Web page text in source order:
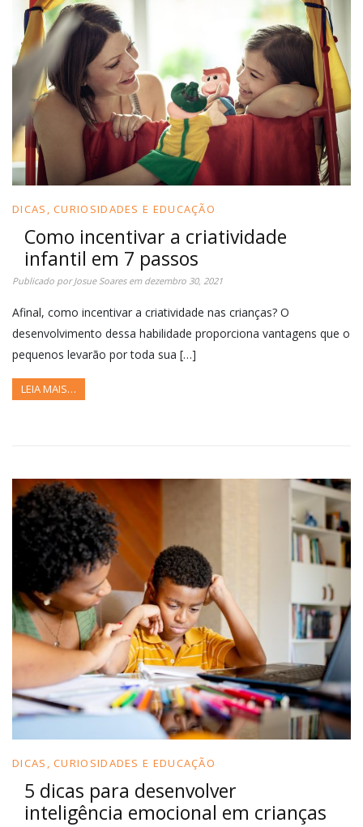
DICAS, CURIOSIDADES E EDUCAÇÃO
Como incentivar a criatividade
infantil em 7 passos
Publicado porJosue Soaresem dezembro 30, 2021
Afinal, como incentivar a criatividade nas crianças? O
desenvolvimento dessa habilidade proporciona vantagens que o
pequenos levarão por toda sua […]
LEIA MAIS…
DICAS, CURIOSIDADES E EDUCAÇÃO
5 dicas para desenvolver
inteligência emocional em crianças